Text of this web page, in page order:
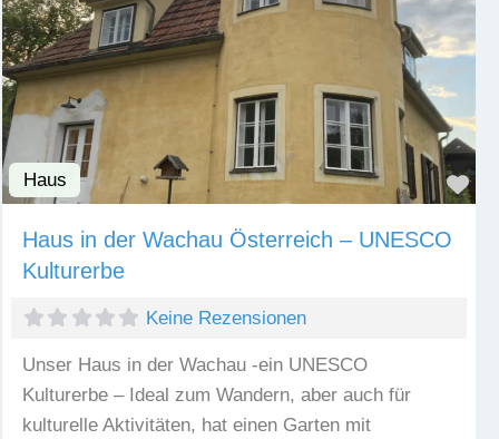
Haus
Haus in der Wachau Österreich – UNESCO
Kulturerbe
Keine Rezensionen
Unser Haus in der Wachau -ein UNESCO
Kulturerbe – Ideal zum Wandern, aber auch für
kulturelle Aktivitäten, hat einen Garten mit